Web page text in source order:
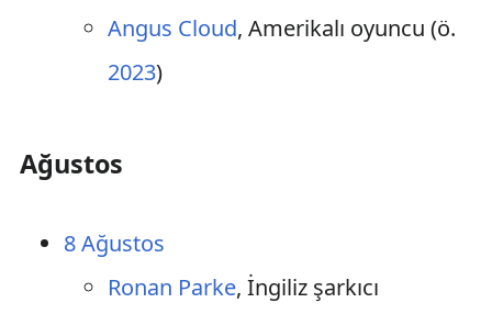
Angus Cloud, Amerikalı oyuncu (ö.
2023)
Ağustos
8 Ağustos
Ronan Parke, İngiliz şarkıcı